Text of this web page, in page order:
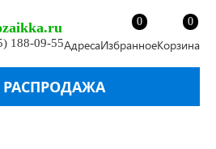
188-09-55Адреса
0
ИзбранноеКорзина
0
РАСПРОДАЖА